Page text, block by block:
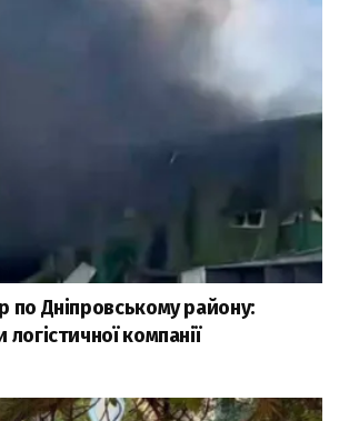
по Дніпровському району:
компанії